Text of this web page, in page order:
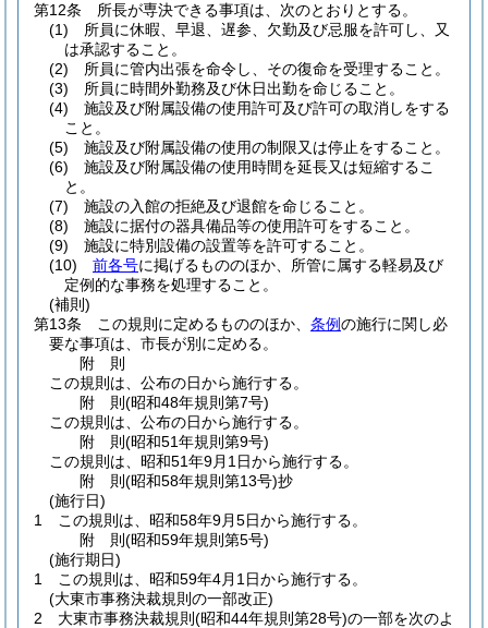
第12条
所長が専決できる事項は、次のとおりとする。
(1)
所員に休暇、早退、遅参、欠勤及び忌服を許可し、又
は承認すること。
(2)
所員に管内出張を命令し、その復命を受理すること。
(3)
所員に時間外勤務及び休日出勤を命じること。
(4)
施設及び附属設備の使用許可及び許可の取消しをする
こと。
(5)
施設及び附属設備の使用の制限又は停止をすること。
(6)
施設及び附属設備の使用時間を延長又は短縮するこ
と。
(7)
施設の入館の拒絶及び退館を命じること。
(8)
施設に据付の器具備品等の使用許可をすること。
(9)
施設に特別設備の設置等を許可すること。
(10)
前各号に掲げるもののほか、所管に属する軽易及び
定例的な事務を処理すること。
(補則)
第13条
この規則に定めるもののほか、 条例の施行に関し必
要な事項は、市長が別に定める。
附 則
この規則は、公布の日から施行する。
附 則(昭和48年規則第7号)
この規則は、公布の日から施行する。
附 則(昭和51年規則第9号)
この規則は、昭和51年9月1日から施行する。
附 則(昭和58年規則第13号)抄
(施行日)
1
この規則は、昭和58年9月5日から施行する。
附 則(昭和59年規則第5号)
(施行期日)
1
この規則は、昭和59年4月1日から施行する。
(大東市事務決裁規則の一部改正)
2
大東市事務決裁規則 (昭和44年規則第28号)の一部を次のよ